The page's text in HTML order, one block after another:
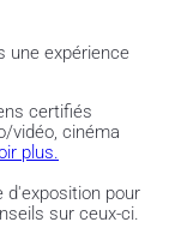
une expérience
certifiés
plus.
d'exposition pour
sur ceux-ci.